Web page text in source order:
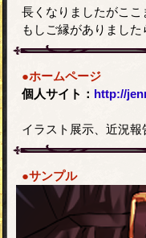
長くなりましたがこ
もしご縁がありまし
●ホームページ
個人サイト： http://
イラスト展示、近況報
●サンプル